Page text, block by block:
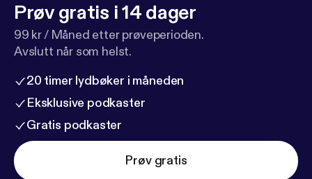
Prøv gratis i 14 dager
99 kr / Måned etter prøveperioden.
Avslutt når som helst.
20 timer lydbøker i måneden
Eksklusive podkaster
Gratis podkaster
Prøv gratis